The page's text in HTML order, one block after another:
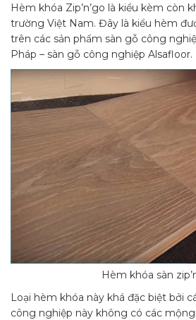
Hèm khóa Zip’n’go là kiểu kèm còn
trường Việt Nam. Đây là kiểu hèm
trên các sản phẩm sàn gỗ công
Pháp – sàn gỗ công nghiệp Alsafloor.
Hèm khóa sàn
Loại hèm khóa này khá đặc biệt bởi
công nghiệp này không có các